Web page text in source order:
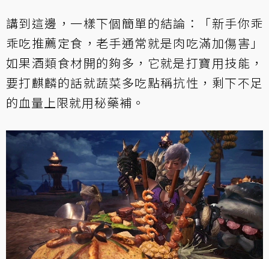
講到這邊，一樣下個簡單的結論：「新手你乖
乖吃推薦定食，老手通常就是肉吃滿加傷害」
如果酒類食材開的夠多，它就是打寶用技能，
要打麒麟的話就蔬菜多吃點稱抗性，剩下不足
的血量上限就用秘藥補。